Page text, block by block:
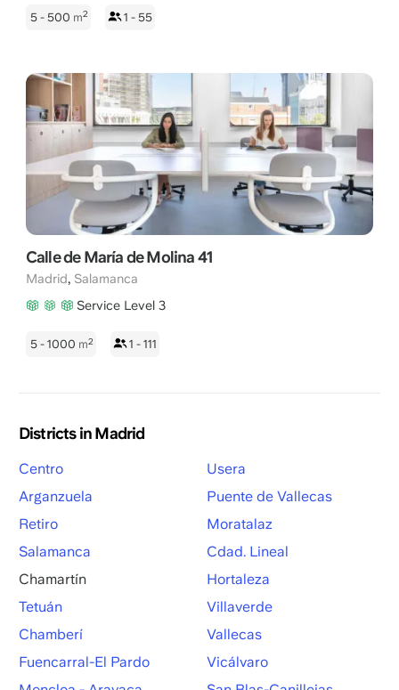
5 - 500 m2 1 - 55
Calle de María de Molina 41
Madrid, Salamanca
Service Level 3
5 - 1000 m2 1 - 111
Districts in Madrid
Centro
Arganzuela
Retiro
Salamanca
Chamartín
Tetuán
Chamberí
Fuencarral-El Pardo
Usera
Puente de Vallecas
Moratalaz
Cdad. Lineal
Hortaleza
Villaverde
Vallecas
Vicálvaro